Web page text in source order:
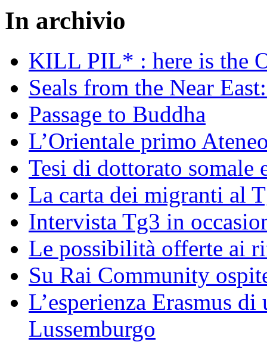
In archivio
KILL PIL* : here is the
Seals from the Near
Passage to Buddha
L’Orientale primo
Tesi di dottorato somale
La carta dei migranti al
Intervista Tg3 in
Le possibilità offerte ai
Su Rai Community
L’esperienza Erasmus
Lussemburgo